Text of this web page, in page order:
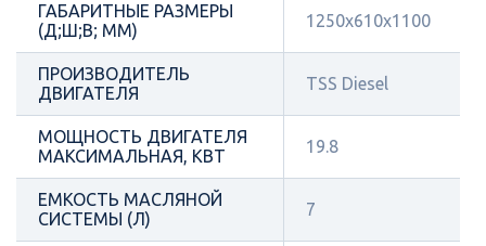
ГАБАРИТНЫЕ РАЗМЕРЫ
(Д;Ш;В; ММ)
1250x610x1100
ПРОИЗВОДИТЕЛЬ
ДВИГАТЕЛЯ
TSS Diesel
МОЩНОСТЬ ДВИГАТЕЛЯ
МАКСИМАЛЬНАЯ, КВТ
19.8
ЕМКОСТЬ МАСЛЯНОЙ
СИСТЕМЫ (Л)
7